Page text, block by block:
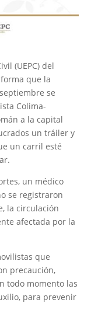
(UEPC) del
que la
se
Colima-
a la capital
un tráiler y
un carril esté
un médico
se registraron
la circulación
afectada por la
que
precaución,
todo momento las
para prevenir